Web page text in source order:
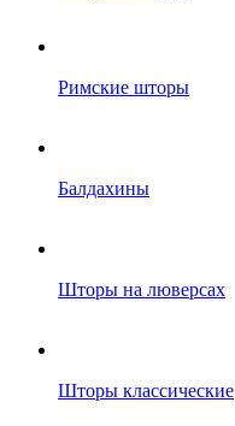
Римские шторы
Балдахины
Шторы на люверсах
Шторы классические